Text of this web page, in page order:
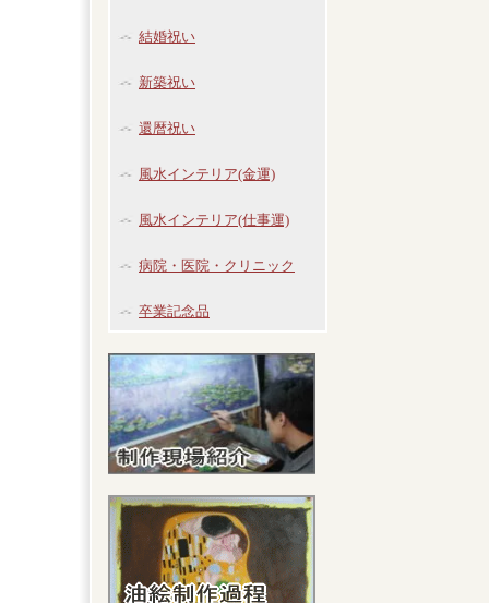
結婚祝い
新築祝い
還暦祝い
風水インテリア(金運)
風水インテリア(仕事運)
病院・医院・クリニック
卒業記念品